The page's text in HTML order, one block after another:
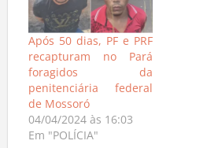
Após 50 dias, PF e PRF
recapturam no Pará
foragidos da
penitenciária federal
de Mossoró
04/04/2024 às 16:03
Em "POLÍCIA"